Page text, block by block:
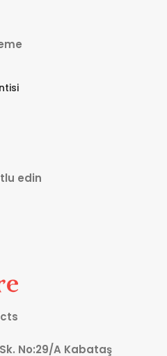
edin
No:29/A Kabataş